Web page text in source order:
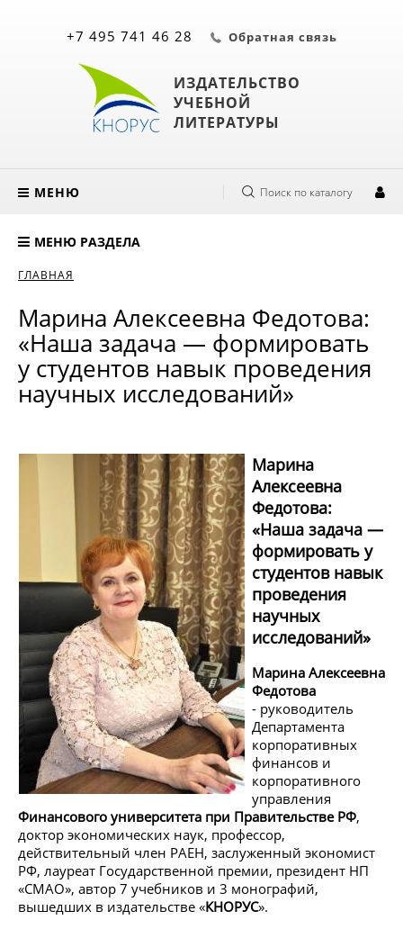
ИЗДАТЕЛЬСТВО
УЧЕБНОЙ
ЛИТЕРАТУРЫ
+7 495 741 46 28 Обратная связь
МЕНЮ Поиск по каталогу
МЕНЮ РАЗДЕЛА
ГЛАВНАЯ
Марина Алексеевна Федотова:
«Наша задача — формировать
у студентов навык проведения
научных исследований»
Марина
Алексеевна
Федотова:
«Наша задача —
формировать у
студентов навык
проведения
научных
исследований»
Марина Алексеевна
Федотова
- руководитель
Департамента
корпоративных
финансов и
корпоративного
управления
Финансового университета при Правительстве РФ,
доктор экономических наук, профессор,
действительный член РАЕН, заслуженный экономист
РФ, лауреат Государственной премии, президент НП
«СМАО», автор 7 учебников и 3 монографий,
вышедших в издательстве «КНОРУС».